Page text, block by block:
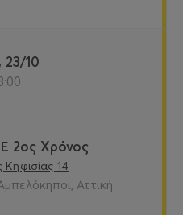
23/10
2ος Χρόνος
14
Αττική